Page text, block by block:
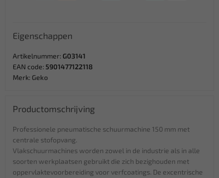
Eigenschappen
Artikelnummer: G03141
EAN code: 5901477122118
Merk: Geko
Productomschrijving
Professionele pneumatische schuurmachine 150 mm met
centrale stofopvang.
Vlakschuurmachines worden zowel in de industrie als in alle
soorten werkplaatsen gebruikt die zich bezighouden met
oppervlaktevoorbereiding voor verfcoatings. De excentrische